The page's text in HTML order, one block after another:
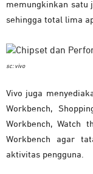
memungkinkan satu
sehingga total lima
sc: vivo
Vivo juga
Workbench,
Workbench, Watch
Workbench agar
aktivitas pengguna.